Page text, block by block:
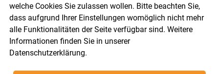
Ort, Region Berufsfeld
Jobs finden
welche Cookies Sie zulassen wollen. Bitte beachten Sie,
dass aufgrund Ihrer Einstellungen womöglich nicht mehr
alle Funktionalitäten der Seite verfügbar sind. Weitere
Informationen finden Sie in unserer
Datenschutzerklärung.